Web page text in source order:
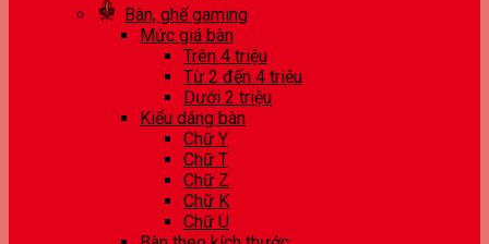
Bàn, ghế gaming
Mức giá bàn
Trên 4 triệu
Từ 2 đến 4 triệu
Dưới 2 triệu
Kiểu dáng bàn
Chữ Y
Chữ T
Chữ Z
Chữ K
Chữ U